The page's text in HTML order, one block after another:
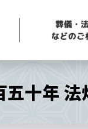
葬儀・
などのご
十年 法